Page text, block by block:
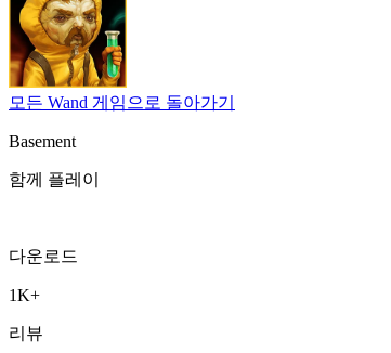
모든 Wand 게임으로 돌아가기
Basement
함께 플레이
다운로드
1K+
리뷰